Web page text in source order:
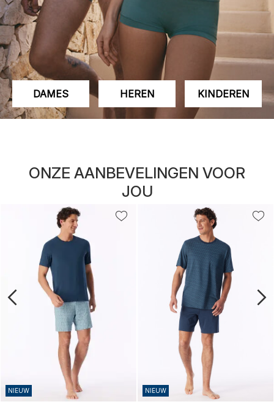
DAMES HEREN KINDEREN
ONZE AANBEVELINGEN VOOR
JOU
NIEUW NIEUW